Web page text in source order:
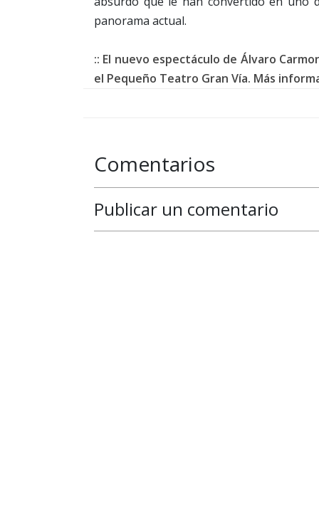
panorama actual.
:: El nuevo espectáculo de Álvaro
el Pequeño Teatro Gran Vía. Más
Comentarios
Publicar un comentario